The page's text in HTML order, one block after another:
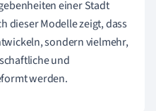
einer Stadt
dieser Modelle zeigt, dass
sondern vielmehr,
und
werden.